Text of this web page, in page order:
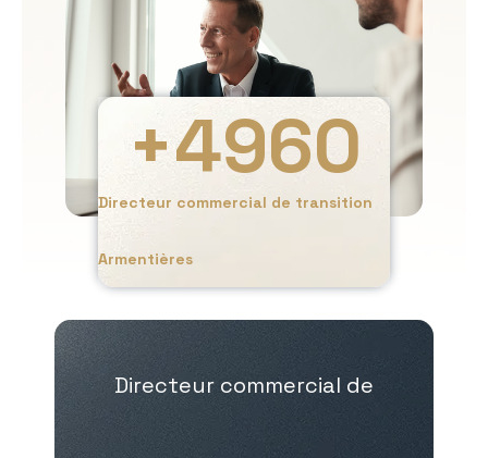
Directeur commercial de transition
Armentières
+4960
Directeur commercial de